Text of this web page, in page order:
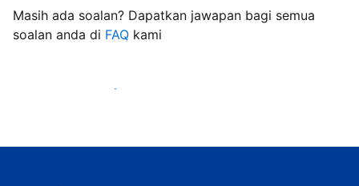
Masih ada soalan? Dapatkan jawapan bagi semua
soalan anda di FAQ kami
Mula mengalu-alukan tetamu